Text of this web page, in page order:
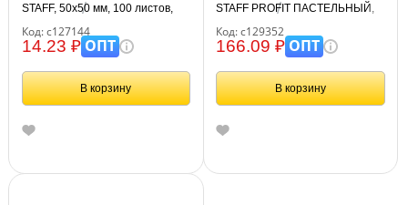
STAFF, 50х50 мм, 100 листов,
Код: с127144
14.23 ₽ОПТ
В корзину
STAFF PROFIT ПАСТЕЛЬНЫЙ,
129352
Код: с129352
166.09 ₽ОПТ
В корзину